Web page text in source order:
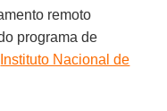
remoto
programa de
Instituto Nacional de